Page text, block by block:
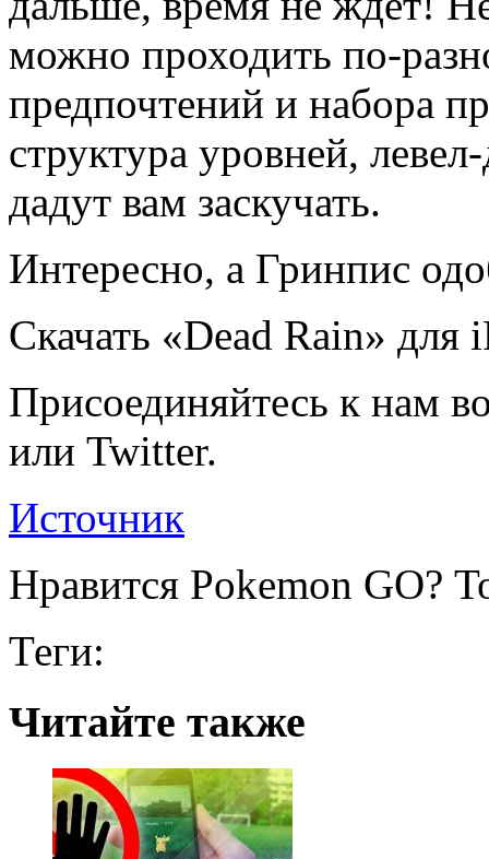
можно проходить по-
предпочтений и набора
структура уровней,
дадут вам заскучать.
Интересно, а Гринпис
Скачать «Dead Rain» для
Присоединяйтесь к нам
или Twitter.
Источник
Нравится Pokemon GO?
Теги:
Читайте также